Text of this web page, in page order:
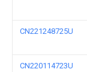
CN221248725U
CN220114723U